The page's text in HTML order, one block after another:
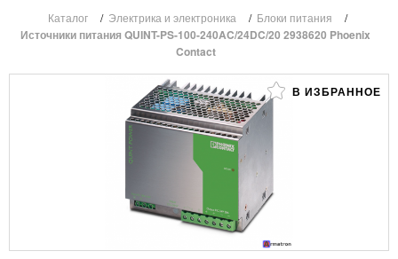
Каталог / Электрика и электроника / Блоки питания /
Источники питания QUINT-PS-100-240AC/24DC/20 2938620 Phoenix
Contact
В ИЗБРАННОЕ